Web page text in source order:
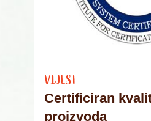
VIJEST
Certificiran
proizvoda